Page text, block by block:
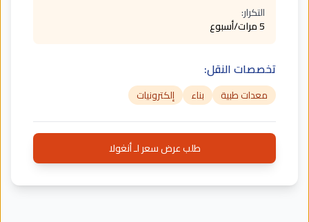
التكرار:
5 مرات/أسبوع
تخصصات النقل:
معدات طبية بناء إلكترونيات
طلب عرض سعر لـ أنغولا